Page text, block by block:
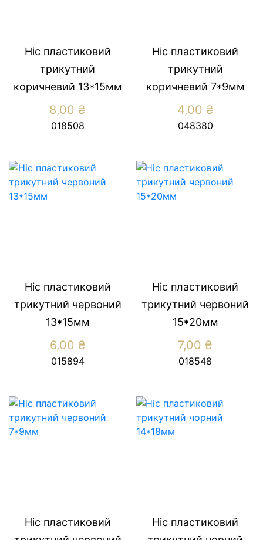
Ніс пластиковий
трикутний
коричневий 13*15мм
8,00 ₴
018508
Ніс пластиковий
трикутний
коричневий 7*9мм
4,00 ₴
048380
Ніс пластиковий
трикутний червоний
13*15мм
6,00 ₴
015894
Ніс пластиковий
трикутний червоний
15*20мм
7,00 ₴
018548
Ніс пластиковий
Ніс пластиковий